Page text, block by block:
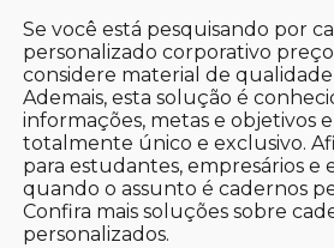
Se você está pesquisando por
personalizado corporativo
considere material de
Ademais, esta solução é
informações, metas e objetivos
totalmente único e exclusivo.
para estudantes, empresários
quando o assunto é cadernos
Confira mais soluções sobre
personalizados.